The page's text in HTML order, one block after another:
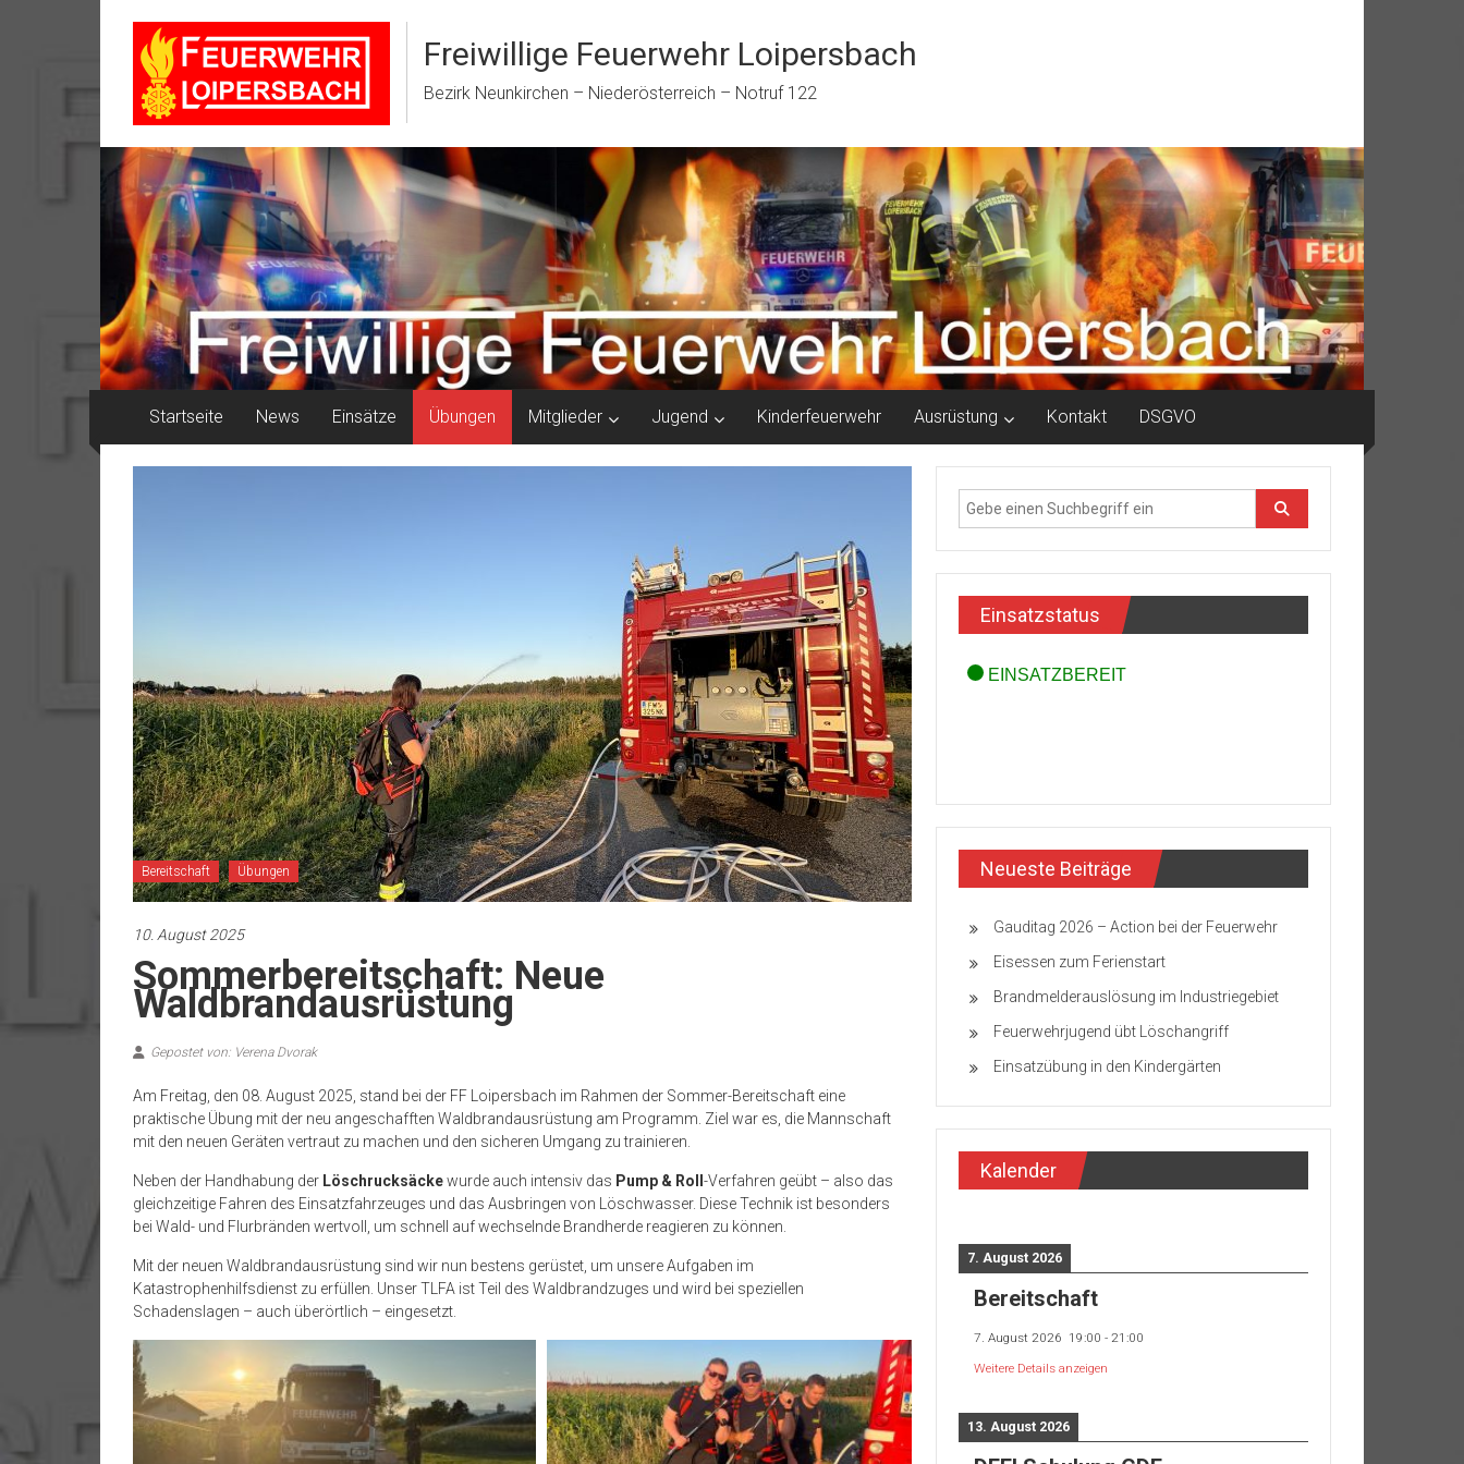
springen
Freiwillige Feuerwehr Loipersbach
Bezirk Neunkirchen – Niederösterreich – Notruf 122
Startseite News Einsätze Übungen Mitglieder Jugend Kinderfeuerwehr Ausrüstung Kontakt DSGVO
Bereitschaft Übungen
10. August 2025
Sommerbereitschaft: Neue
Waldbrandausrüstung
Gepostet von: Verena Dvorak
Am Freitag, den 08. August 2025, stand bei der FF Loipersbach im Rahmen der Sommer-Bereitschaft eine
praktische Übung mit der neu angeschafften Waldbrandausrüstung am Programm. Ziel war es, die Mannschaft
mit den neuen Geräten vertraut zu machen und den sicheren Umgang zu trainieren.
Neben der Handhabung der Löschrucksäckewurde auch intensiv das Pump & Roll -Verfahren geübt – also das
gleichzeitige Fahren des Einsatzfahrzeuges und das Ausbringen von Löschwasser. Diese Technik ist besonders
bei Wald- und Flurbränden wertvoll, um schnell auf wechselnde Brandherde reagieren zu können.
Mit der neuen Waldbrandausrüstung sind wir nun bestens gerüstet, um unsere Aufgaben im
Katastrophenhilfsdienst zu erfüllen. Unser TLFA ist Teil des Waldbrandzuges und wird bei speziellen
Schadenslagen – auch überörtlich – eingesetzt.
Einsatzstatus
Neueste Beiträge
Gauditag 2026 – Action bei der Feuerwehr
Eisessen zum Ferienstart
Brandmelderauslösung im Industriegebiet
Feuerwehrjugend übt Löschangriff
Einsatzübung in den Kindergärten
Kalender
7. August 2026
Bereitschaft
7. August 2026 19:00 - 21:00
Weitere Details anzeigen
13. August 2026